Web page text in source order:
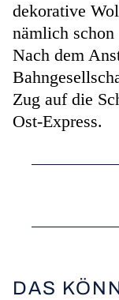
dekorative
nämlich schon
Nach dem
Zug auf die
Ost-Express.
DAS